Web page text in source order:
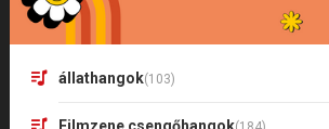
állathangok(103)
Filmzene csengőhangok